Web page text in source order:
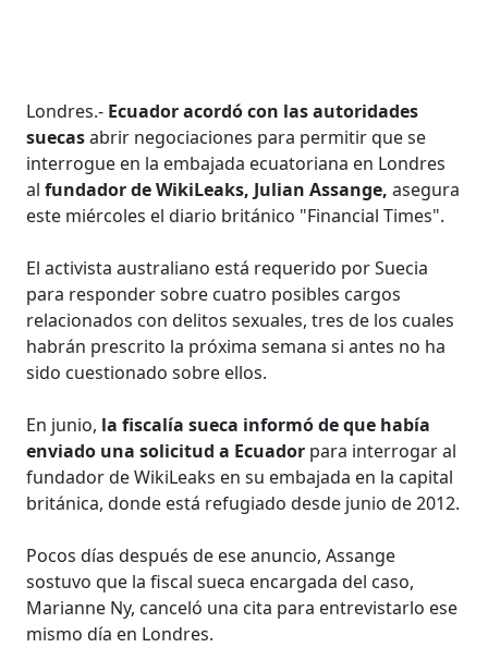
Londres.- Ecuador acordó con las autoridades
suecasabrir negociaciones para permitir que se
interrogue en la embajada ecuatoriana en Londres
alfundador de WikiLeaks, Julian Assange, asegura
este miércoles el diario británico "Financial Times".
El activista australiano está requerido por Suecia
para responder sobre cuatro posibles cargos
relacionados con delitos sexuales, tres de los cuales
habrán prescrito la próxima semana si antes no ha
sido cuestionado sobre ellos.
En junio, la fiscalía sueca informó de que había
enviado una solicitud a Ecuador para interrogar al
fundador de WikiLeaks en su embajada en la capital
británica, donde está refugiado desde junio de 2012.
Pocos días después de ese anuncio, Assange
sostuvo que la fiscal sueca encargada del caso,
Marianne Ny, canceló una cita para entrevistarlo ese
mismo día en Londres.